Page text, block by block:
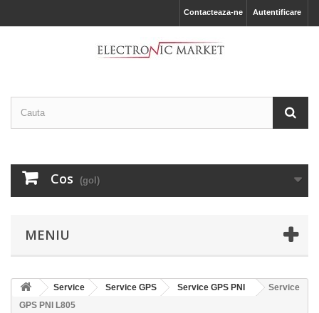
Autentificare
Contacteaza-ne
Cos (gol)
MENIU
Service Service GPS Service GPS PNI
Service
GPS PNI L805